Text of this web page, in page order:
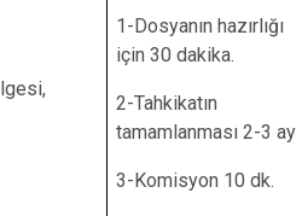
1-Dosyanın hazırlığı
için 30 dakika.
2-Tahkikatın
tamamlanması 2-3 ay
3-Komisyon 10 dk.